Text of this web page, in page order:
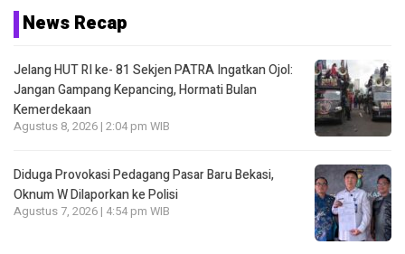
News Recap
Jelang HUT RI ke- 81 Sekjen PATRA Ingatkan Ojol:
Jangan Gampang Kepancing, Hormati Bulan
Kemerdekaan
Agustus 8, 2026 | 2:04 pm WIB
Diduga Provokasi Pedagang Pasar Baru Bekasi,
Oknum W Dilaporkan ke Polisi
Agustus 7, 2026 | 4:54 pm WIB